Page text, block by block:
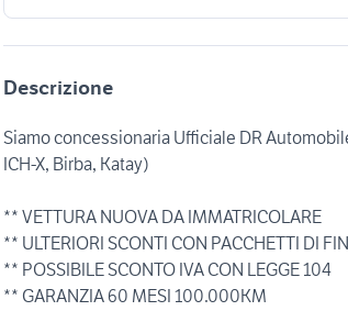
Descrizione
Siamo concessionaria Ufficiale DR
ICH-X, Birba, Katay)
** VETTURA NUOVA DA IMMATRICOLARE
** ULTERIORI SCONTI CON PACCHETTI DI
** POSSIBILE SCONTO IVA CON LEGGE 104
** GARANZIA 60 MESI 100.000KM